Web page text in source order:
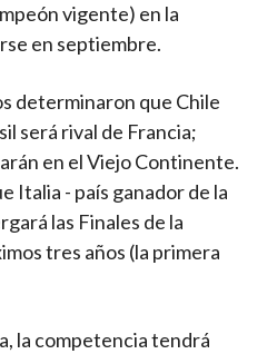
vigente) en la
en septiembre.
determinaron que Chile
será rival de Francia;
en el Viejo Continente.
Italia - país ganador de la
las Finales de la
tres años (la primera
la competencia tendrá